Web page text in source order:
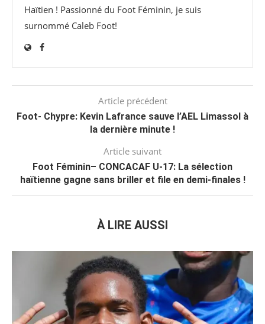
Haïtien ! Passionné du Foot Féminin, je suis
surnommé Caleb Foot!
Article précédent
Foot- Chypre: Kevin Lafrance sauve l’AEL Limassol à
la dernière minute !
Article suivant
Foot Féminin– CONCACAF U-17: La sélection
haïtienne gagne sans briller et file en demi-finales !
À LIRE AUSSI